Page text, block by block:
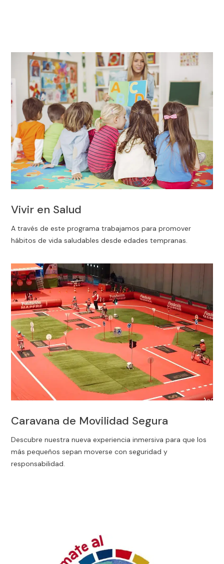
Vivir en Salud
A través de este programa trabajamos para promover
hábitos de vida saludables desde edades tempranas.
Caravana de Movilidad Segura
Descubre nuestra nueva experiencia inmersiva para que los
más pequeños sepan moverse con seguridad y
responsabilidad.